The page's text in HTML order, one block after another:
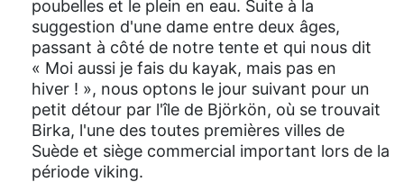
poubelles et le plein en eau. Suite à la
suggestion d'une dame entre deux âges,
passant à côté de notre tente et qui nous dit
« Moi aussi je fais du kayak, mais pas en
hiver ! », nous optons le jour suivant pour un
petit détour par l'île de Björkön, où se trouvait
Birka, l'une des toutes premières villes de
Suède et siège commercial important lors de la
période viking.